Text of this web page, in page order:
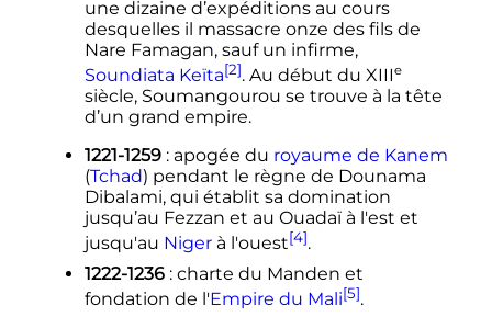
une dizaine d’expéditions au cours
desquelles il massacre onze des fils de
Nare Famagan, sauf un infirme,
Soundiata Keïta[2]. Au début du XIIIe
siècle, Soumangourou se trouve à la tête
d’un grand empire.
1221-1259 : apogée du royaume de Kanem
(Tchad) pendant le règne de Dounama
Dibalami, qui établit sa domination
jusqu’au Fezzan et au Ouadaï à l'est et
jusqu'au Nigerà l'ouest[4].
1222-1236 : charte du Manden et
fondation de l'Empire du Mali[5].